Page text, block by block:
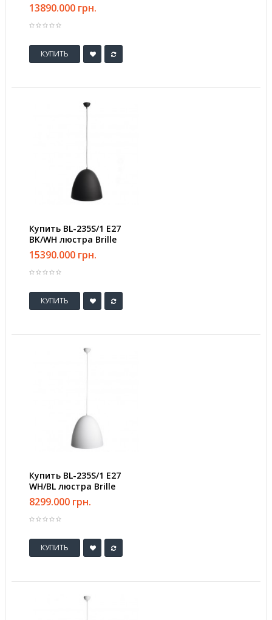
13890.000 грн.
КУПИТЬ
Купить BL-235S/1 E27
BK/WH люстра Brille
15390.000 грн.
КУПИТЬ
Купить BL-235S/1 E27
WH/BL люстра Brille
8299.000 грн.
КУПИТЬ